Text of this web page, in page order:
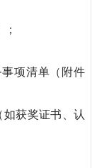
项清单（附件
获奖证书、认